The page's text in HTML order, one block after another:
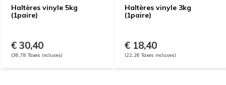
Haltères vinyle 5kg
(1paire)
€ 30,40
(36,78 Taxes incluses)
Haltères vinyle 3kg
(1paire)
€ 18,40
(22,26 Taxes incluses)